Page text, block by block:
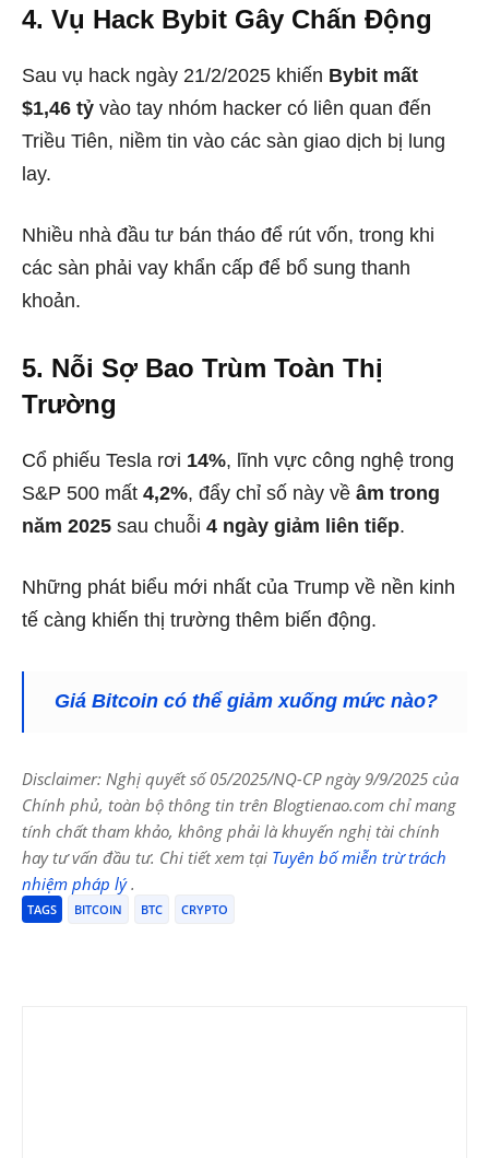
4. Vụ Hack Bybit Gây Chấn Động
Sau vụ hack ngày 21/2/2025 khiến Bybit mất
$1,46 tỷ vào tay nhóm hacker có liên quan đến
Triều Tiên, niềm tin vào các sàn giao dịch bị lung
lay.
Nhiều nhà đầu tư bán tháo để rút vốn, trong khi
các sàn phải vay khẩn cấp để bổ sung thanh
khoản.
5. Nỗi Sợ Bao Trùm Toàn Thị
Trường
Cổ phiếu Tesla rơi 14%, lĩnh vực công nghệ trong
S&P 500 mất 4,2%, đẩy chỉ số này về âm trong
năm 2025 sau chuỗi 4 ngày giảm liên tiếp.
Những phát biểu mới nhất của Trump về nền kinh
tế càng khiến thị trường thêm biến động.
Giá Bitcoin có thể giảm xuống mức nào?
Disclaimer: Nghị quyết số 05/2025/NQ-CP ngày 9/9/2025 của
Chính phủ, toàn bộ thông tin trên Blogtienao.com chỉ mang
tính chất tham khảo, không phải là khuyến nghị tài chính
hay tư vấn đầu tư. Chi tiết xem tại Tuyên bố miễn trừ trách
nhiệm pháp lý.
TAGS BITCOIN BTC CRYPTO